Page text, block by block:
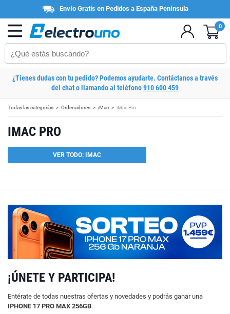
Envío Gratis en Pedidos a España Península
0
¿Tienes dudas con tu pedido? Podemos ayudarte. Contáctanos a través
del chat o llamando al teléfono910 600 459
Todas las categorías Ordenadores iMac iMac Pro
IMAC PRO
VER TODO: IMAC
¡ÚNETE Y PARTICIPA!
Entérate de todas nuestras ofertas y novedades y podrás ganar una
IPHONE 17 PRO MAX 256GB.